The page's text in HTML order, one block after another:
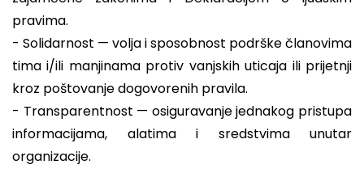
pravima.
- Solidarnost — volja i sposobnost podrške članovima
tima i/ili manjinama protiv vanjskih uticaja ili prijetnji
kroz poštovanje dogovorenih pravila.
- Transparentnost — osiguravanje jednakog pristupa
informacijama, alatima i sredstvima unutar
organizacije.